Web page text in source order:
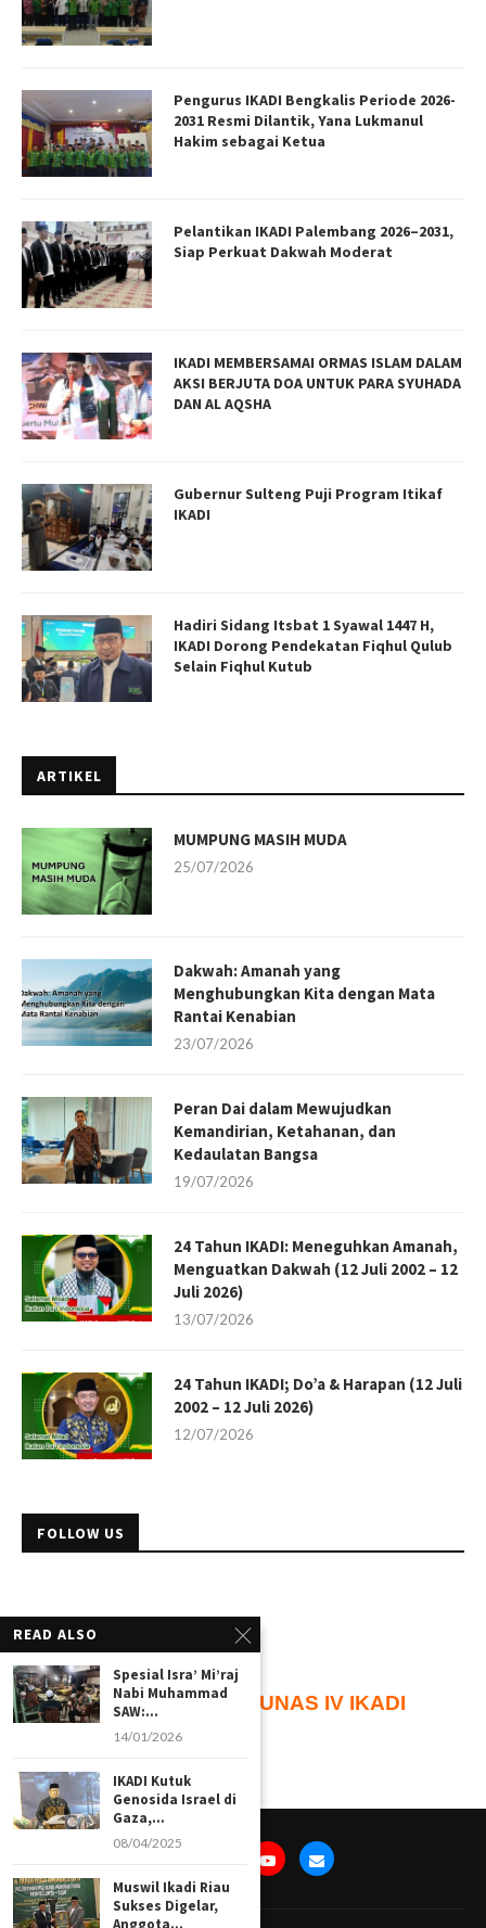
Pengurus IKADI Bengkalis Periode 2026-
2031 Resmi Dilantik, Yana Lukmanul
Hakim sebagai Ketua
Pelantikan IKADI Palembang 2026–2031,
Siap Perkuat Dakwah Moderat
IKADI MEMBERSAMAI ORMAS ISLAM DALAM
AKSI BERJUTA DOA UNTUK PARA SYUHADA
DAN AL AQSHA
Gubernur Sulteng Puji Program Itikaf
IKADI
Hadiri Sidang Itsbat 1 Syawal 1447 H,
IKADI Dorong Pendekatan Fiqhul Qulub
Selain Fiqhul Kutub
ARTIKEL
MUMPUNG MASIH MUDA
25/07/2026
Dakwah: Amanah yang
Menghubungkan Kita dengan Mata
Rantai Kenabian
23/07/2026
Peran Dai dalam Mewujudkan
Kemandirian, Ketahanan, dan
Kedaulatan Bangsa
19/07/2026
24 Tahun IKADI: Meneguhkan Amanah,
Menguatkan Dakwah (12 Juli 2002 – 12
Juli 2026)
13/07/2026
24 Tahun IKADI; Do’a & Harapan (12 Juli
2002 – 12 Juli 2026)
12/07/2026
FOLLOW US
101 HariMenuju MUNAS IV IKADI
READ ALSO
Spesial Isra’ Mi’raj
Nabi Muhammad
SAW:...
14/01/2026
IKADI Kutuk
Genosida Israel di
Gaza,...
08/04/2025
Muswil Ikadi Riau
Sukses Digelar,
Anggota...